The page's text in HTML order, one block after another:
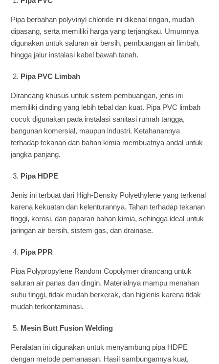
Pipa berbahan polyvinyl chloride ini dikenal ringan, mudah
dipasang, serta memiliki harga yang terjangkau. Umumnya
digunakan untuk saluran air bersih, pembuangan air limbah,
hingga jalur instalasi kabel bawah tanah.
Pipa PVC Limbah
Dirancang khusus untuk sistem pembuangan, jenis ini
memiliki dinding yang lebih tebal dan kuat. Pipa PVC limbah
cocok digunakan pada instalasi sanitasi rumah tangga,
bangunan komersial, maupun industri. Ketahanannya
terhadap tekanan dan bahan kimia membuatnya andal untuk
jangka panjang.
Pipa HDPE
Jenis ini terbuat dari High-Density Polyethylene yang terkenal
karena kekuatan dan kelenturannya. Tahan terhadap tekanan
tinggi, korosi, dan paparan bahan kimia, sehingga ideal untuk
jaringan air bersih, sistem gas, dan drainase.
Pipa PPR
Pipa Polypropylene Random Copolymer dirancang untuk
saluran air panas dan dingin. Materialnya mampu menahan
suhu tinggi, tidak mudah berkerak, dan higienis karena tidak
mudah terkontaminasi.
Mesin Butt Fusion Welding
Peralatan ini digunakan untuk menyambung pipa HDPE
dengan metode pemanasan. Hasil sambungannya kuat,